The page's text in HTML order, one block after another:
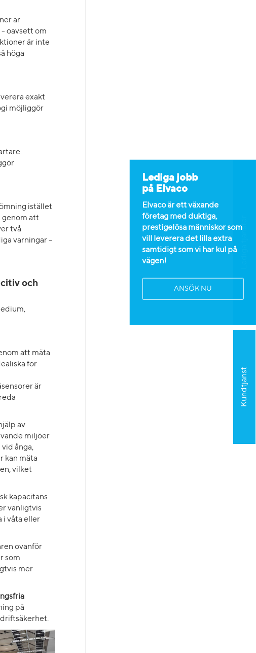
Kundtjänst
Lediga tjänster
Lediga jobb
på Elvaco
Elvaco är ett växande
företag med duktiga,
prestigelösa människor som
vill leverera det lilla extra
samtidigt som vi har kul på
vägen!
ANSÖK NU
är
oavsett om
är inte
höga
exakt
möjliggör
istället
genom att
två
varningar –
och
att mäta
för
är
av
miljöer
ånga,
kan mäta
vilket
kapacitans
vanligtvis
i våta eller
ovanför
som
mer
på